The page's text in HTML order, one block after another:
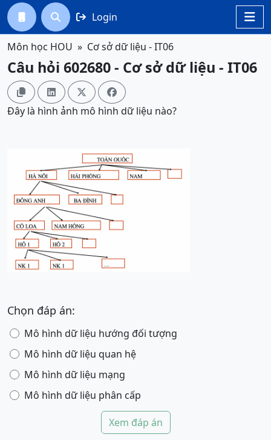

  Login
Môn học HOU Cơ sở dữ liệu - IT06
Câu hỏi 602680 - Cơ sở dữ liệu - IT06
   
Đây là hình ảnh mô hình dữ liệu nào?
Chọn đáp án:
Mô hình dữ liệu hướng đối tượng
Mô hình dữ liệu quan hệ
Mô hình dữ liệu mạng
Mô hình dữ liệu phân cấp
Xem đáp án